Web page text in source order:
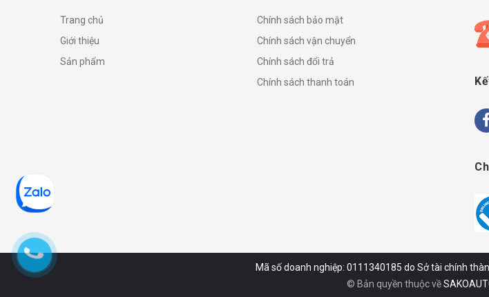
Trang chủ
Giới thiệu
Sản phẩm
Chính sách bảo mật
Chính sách vận chuyển
Chính sách đổi trả
Chính sách thanh toán
Mã số doanh nghiệp: 0111340185 do Sở tài chính
© Bản quyền thuộc về